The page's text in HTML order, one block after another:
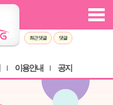
최근 댓글 댓글
이용안내 공지